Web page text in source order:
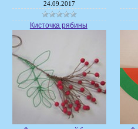
24.09.2017
Кисточка рябины